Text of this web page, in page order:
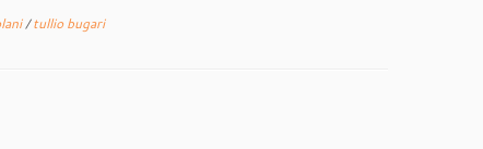
/tullio bugari